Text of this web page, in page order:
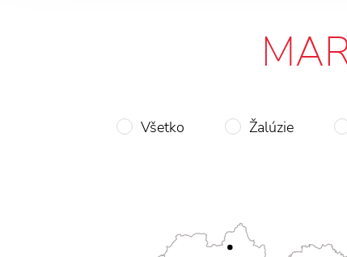
Všetko Žalúzie